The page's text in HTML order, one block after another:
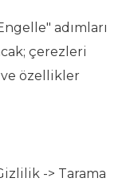
adımları
çerezleri
özellikler
-> Tarama